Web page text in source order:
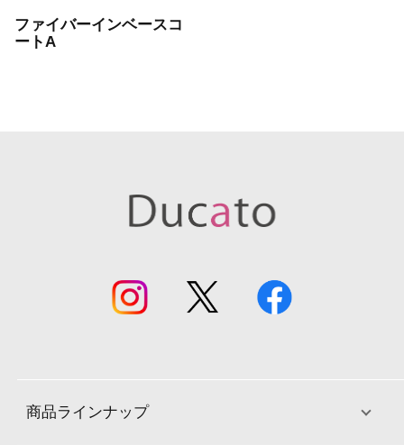
ファイバーインベースコ
ートA
商品ラインナップ